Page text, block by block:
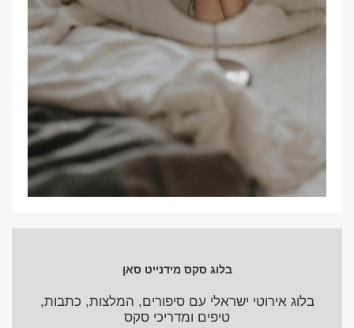
בלוג סקס מידנייט סאן
בלוג אירוטי ישראלי עם סיפורים, המלצות, כתבות,
טיפים ומדריכי סקס